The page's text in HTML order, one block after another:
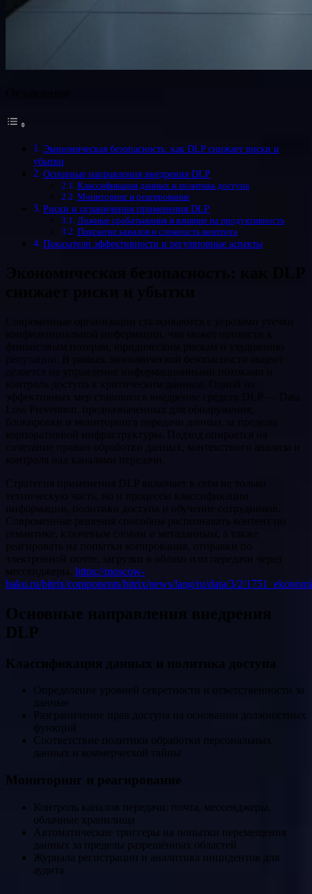
Экономическая безопасность: как DLP снижает риски и
убытки
Основные направления внедрения DLP
Классификация данных и политика доступа
Мониторинг и реагирование
Риски и ограничения применения DLP
Ложные срабатывания и влияние на продуктивность
Покрытие каналов и сложность контента
Показатели эффективности и регуляторные аспекты
финансовым потерям, юридическим рискам и ухудшению
репутации. В рамках экономической безопасности акцент
делается на управление информационными потоками и
контроль доступа к критическим данным. Одной из
эффективных мер становится внедрение средств DLP — Data
Loss Prevention, предназначенных для обнаружения,
блокировки и мониторинга передачи данных за пределы
корпоративной инфраструктуры. Подход опирается на
сочетание правил обработки данных, контекстного анализа и
контроля над каналами передачи.
Стратегия применения DLP включает в себя не только
техническую часть, но и процессы классификации
информации, политики доступа и обучение сотрудников.
Современные решения способны распознавать контент по
семантике, ключевым словам и метаданным, а также
реагировать на попытки копирования, отправки по
электронной почте, загрузки в облако или передачи через
мессенджеры. https://moscow-
baku.ru/bitrix/components/bitrix/news/lang/ru/data/3/2/
Основные направления внедрения
DLP
Классификация данных и политика доступа
Определение уровней секретности и ответственности за
данные
Разграничение прав доступа на основании должностных
функций
Соответствие политики обработки персональных
данных и коммерческой тайны
Мониторинг и реагирование
Контроль каналов передачи: почта, мессенджеры,
облачные хранилища
Автоматические триггеры на попытки перемещения
данных за пределы разрешённых областей
Журнала регистрации и аналитика инцидентов для
аудита